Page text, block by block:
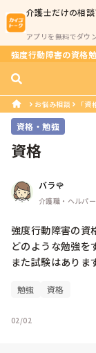
介護士だけの相
アプリを無料でダウ
強度行動障害の資格
お悩み相談 「
資格・勉強
資格
バラ🌹
介護職・ヘルパ
強度行動障害の資
どのような勉強を
また試験はありま
勉強 資格
02/02